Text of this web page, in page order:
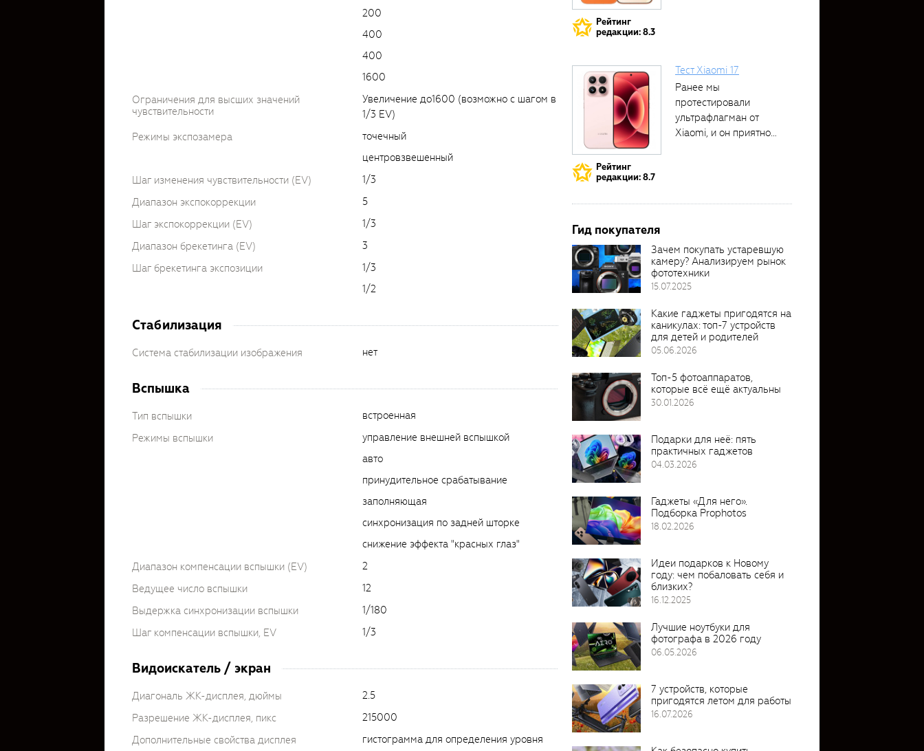
200
400
400
1600
Ограничения для высших значений
чувствительности
Увеличение до1600 (возможно с шагом в
1/3 EV)
Режимы экспозамера
точечный
центровзвешенный
Шаг изменения чувствительности (EV)
1/3
Диапазон экспокоррекции
5
Шаг экспокоррекции (EV)
1/3
Диапазон брекетинга (EV)
3
Шаг брекетинга экспозиции
1/3
1/2
Стабилизация
Система стабилизации изображения нет
Вспышка
Тип вспышки
встроенная
Режимы вспышки
управление внешней вспышкой
авто
принудительное срабатывание
заполняющая
синхронизация по задней шторке
снижение эффекта "красных глаз"
Диапазон компенсации вспышки (EV)
2
Ведущее число вспышки
12
Выдержка синхронизации вспышки
1/180
Шаг компенсации вспышки, EV
1/3
Видоискатель / экран
Диагональ ЖК-дисплея, дюймы
2.5
Разрешение ЖК-дисплея, пикс
215000
Дополнительные свойства дисплея
гистограмма для определения уровня
Рейтинг
редакции: 8.3
Рейтинг
редакции: 8.7
Тест Xiaomi 17
Ранее мы
протестировали
ультрафлагман от
Xiaomi, и он приятно
Гид покупателя
Зачем покупать устаревшую
камеру? Анализируем рынок
фототехники
15.07.2025
Какие гаджеты пригодятся на
каникулах: топ-7 устройств
для детей и родителей
05.06.2026
Топ-5 фотоаппаратов,
которые всё ещё актуальны
30.01.2026
Подарки для неё: пять
практичных гаджетов
04.03.2026
Гаджеты «Для него».
Подборка Prophotos
18.02.2026
Идеи подарков к Новому
году: чем побаловать себя и
близких?
16.12.2025
Лучшие ноутбуки для
фотографа в 2026 году
06.05.2026
7 устройств, которые
пригодятся летом для работы
16.07.2026